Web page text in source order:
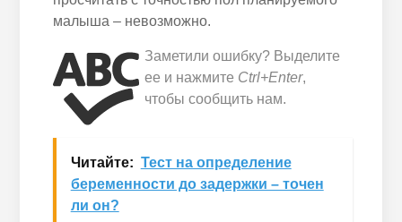
малыша – невозможно.
Заметили ошибку? Выделите
ее и нажмите Ctrl+Enter,
чтобы сообщить нам.
Читайте: Тест на определение
беременности до задержки – точен
ли он?